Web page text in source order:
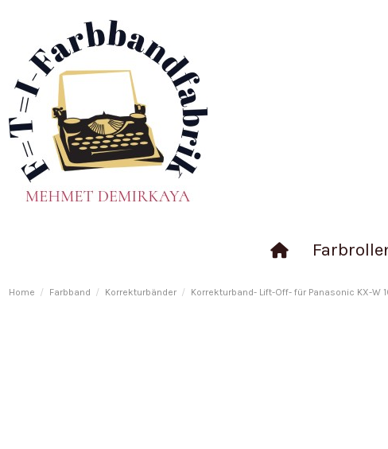
Home Farbband Korrekturbänder Korrekturband- Lift-Off- für Panasonic KX-W